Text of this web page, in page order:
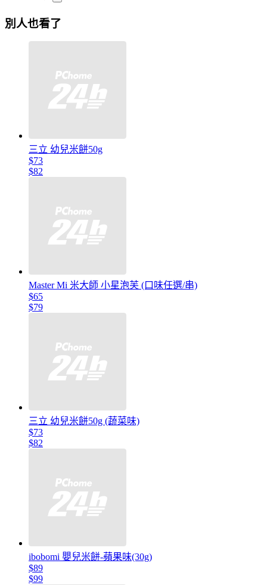
別人也看了
三立 幼兒米餅50g
$73
$82
Master Mi 米大師 小星泡芙 (口味任選/串)
$65
$79
三立 幼兒米餅50g (蔬菜味)
$73
$82
ibobomi 嬰兒米餅-蘋果味(30g)
$89
$99